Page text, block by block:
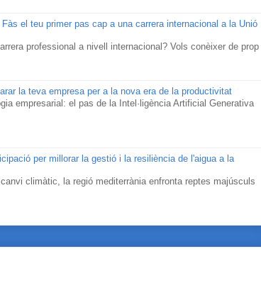
el teu primer pas cap a una carrera internacional a la Unió
professional a nivell internacional? Vols conèixer de prop
la teva empresa per a la nova era de la productivitat
empresarial: el pas de la Intel·ligència Artificial Generativa
per millorar la gestió i la resiliència de l'aigua a la
climàtic, la regió mediterrània enfronta reptes majúsculs